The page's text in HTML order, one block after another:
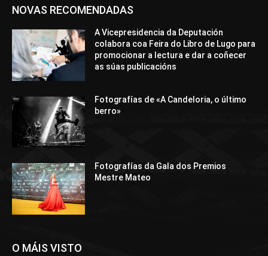
NOVAS RECOMENDADAS
A Vicepresidencia da Deputación
colabora coa Feira do Libro de Lugo para
promocionar a lectura e dar a coñecer
as súas publicacións
Fotografías de «A Candeloria, o último
berro»
Fotografías da Gala dos Premios
Mestre Mateo
O MÁIS VISTO